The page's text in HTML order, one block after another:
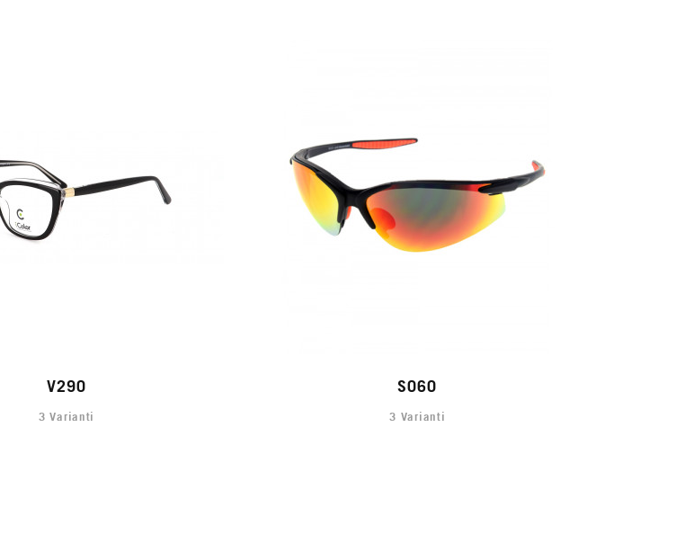
V290
3 Varianti
S060
3 Varianti